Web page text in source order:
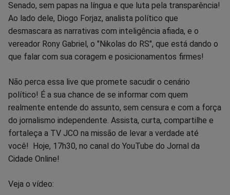
Senado, sem papas na língua e que luta pela transparência!
Ao lado dele, Diogo Forjaz, analista político que
desmascara as narrativas com inteligência afiada, e o
vereador Rony Gabriel, o "Nikolas do RS", que está dando o
que falar com sua coragem e posicionamentos firmes!
Não perca essa live que promete sacudir o cenário
político! É a sua chance de se informar com quem
realmente entende do assunto, sem censura e com a força
do jornalismo independente. Assista, curta, compartilhe e
fortaleça a TV JCO na missão de levar a verdade até
você! Hoje, 17h30, no canal do YouTube do Jornal da
Cidade Online!
Veja o vídeo: